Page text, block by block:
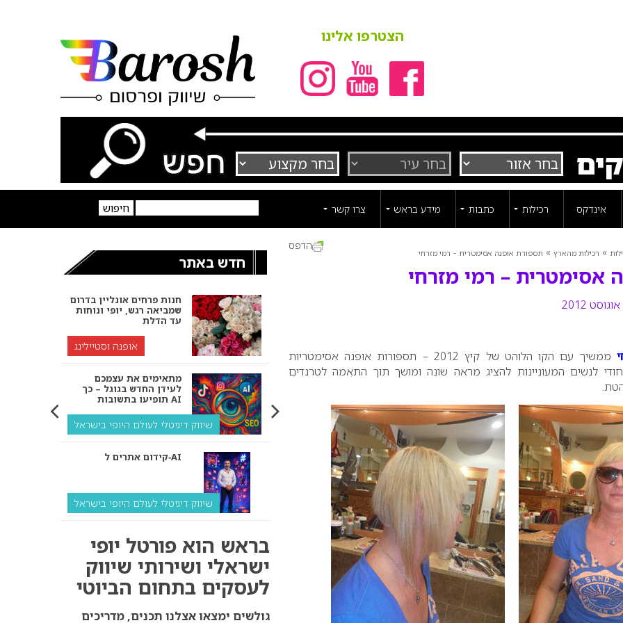
הצטרפו אלינו
אינדקס רכילות כתבות מידע בראש צרו קשר
» רכילות מהארץ » תספורת אופנה אסימטרית – רמי מזרחי
אסימטרית – רמי מזרחי
הדפס
ממשיך עם הקו הלוהט של קיץ 2012 – תספורות אופנה אסימטריות
לנשים המעוניינות להציג מראה שונה ומושך תוך התאמה לטרנדים
חדש באתר
חנות פרחים אונליין בדרום
שמביאה רגש, יופי ונוחות
עד הדלת
אופנה וסטיילינג
מתאימים את עצמכם
לעידן החדש בגוגל – כך
תופיעו בתשובות AI
שיווק דיגיטלי לעולם היופי בישראל
קידום אתרים ל‑AI
שיווק דיגיטלי לעולם היופי בישראל
ולמה העסק שלך צריך
שיווק דיגיטלי לעסקים
קידום ל‑AI לעומת קידום
בראש הוא פורטל יופי
ישראלי ושירותי שיווק
לעסקים בתחום הביוטי
גולשים ימצאו אצלנו תכנים, מדריכים